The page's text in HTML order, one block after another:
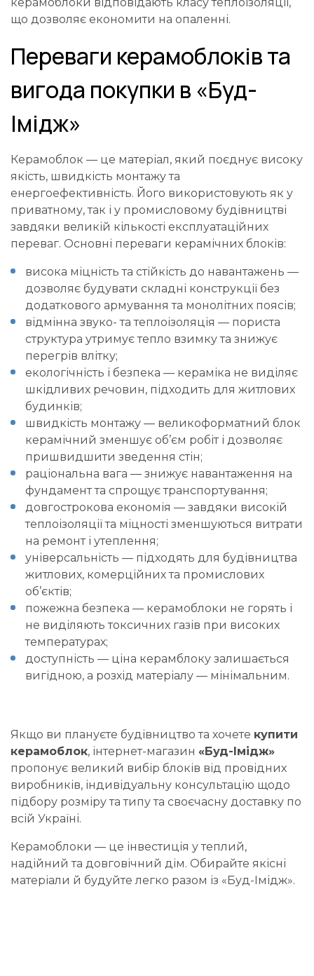
що дозволяє економити на опаленні.
Переваги керамоблоків та
вигода покупки в «Буд-
Імідж»
Керамоблок — це матеріал, який поєднує високу
якість, швидкість монтажу та
енергоефективність. Його використовують як у
приватному, так і у промисловому будівництві
завдяки великій кількості експлуатаційних
переваг. Основні переваги керамічних блоків:
висока міцність та стійкість до навантажень —
дозволяє будувати складні конструкції без
додаткового армування та монолітних поясів;
відмінна звуко- та теплоізоляція — пориста
структура утримує тепло взимку та знижує
перегрів влітку;
екологічність і безпека — кераміка не виділяє
шкідливих речовин, підходить для житлових
будинків;
швидкість монтажу — великоформатний блок
керамічний зменшує об’єм робіт і дозволяє
пришвидшити зведення стін;
раціональна вага — знижує навантаження на
фундамент та спрощує транспортування;
довгострокова економія — завдяки високій
теплоізоляції та міцності зменшуються витрати
на ремонт і утеплення;
універсальність — підходять для будівництва
житлових, комерційних та промислових
об’єктів;
пожежна безпека — керамоблоки не горять і
не виділяють токсичних газів при високих
температурах;
доступність — ціна керамблоку залишається
вигідною, а розхід матеріалу — мінімальним.
Якщо ви плануєте будівництво та хочете купити
керамоблок, інтернет-магазин «Буд-Імідж»
пропонує великий вибір блоків від провідних
виробників, індивідуальну консультацію щодо
підбору розміру та типу та своєчасну доставку по
всій Україні.
Керамоблоки — це інвестиція у теплий,
надійний та довговічний дім. Обирайте якісні
матеріали й будуйте легко разом із «Буд-Імідж».